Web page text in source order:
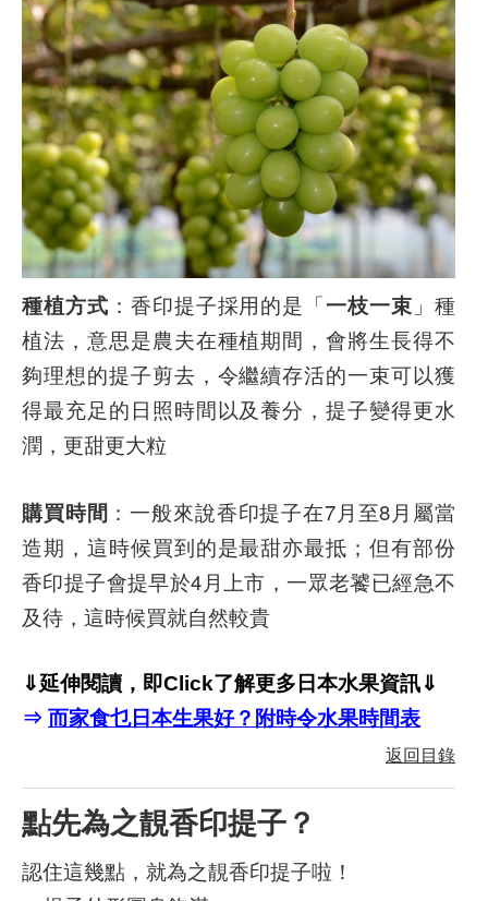
種植方式 ：香印提子採用的是「一枝一束 」種
植法，意思是農夫在種植期間，會將生長得不
夠理想的提子剪去，令繼續存活的一束可以獲
得最充足的日照時間以及養分，提子變得更水
潤，更甜更大粒
購買時間 ：一般來說香印提子在7月至8月屬當
造期，這時候買到的是最甜亦最抵；但有部份
香印提子會提早於4月上市，一眾老饕已經急不
及待，這時候買就自然較貴
⇓延伸閱讀，即Click了解更多日本水果資訊⇓
⇒ 而家食乜日本生果好？附時令水果時間表
返回目錄
點先為之靚香印提子？
認住這幾點，就為之靚香印提子啦！